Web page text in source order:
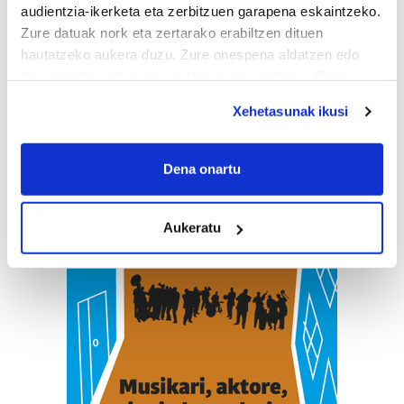
audientzia-ikerketa eta zerbitzuen garapena eskaintzeko.
Zure datuak nork eta zertarako erabiltzen dituen
hautatzeko aukera duzu. Zure onespena aldatzen edo
If you allow, we would also like to:
Collect information about your geographical
Identify your device by actively scanning it for
specific characteristics (fingerprinting)
Find out more about how your personal data is processed
and set your preferences in thedetails section
Guk eta gure bazkideek zure datu pertsonalak
prozesatzen ditugu, zure IP zenbakia, besteak beste,
teknologia erabiliz, cookieak adibidez, iragarki eta eduki
Xehetasunak ikusi
Dena onartu
Aukeratu